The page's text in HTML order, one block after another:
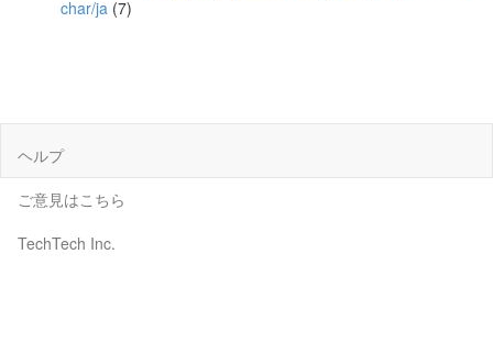
char/ja (7)
ヘルプ
ご意見はこちら
TechTech Inc.